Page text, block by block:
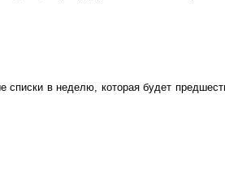
в неделю, которая будет